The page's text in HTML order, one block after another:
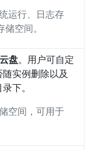
运行、日志存
空间。
盘。用户可自定
实例删除以及
下。
空间，可用于